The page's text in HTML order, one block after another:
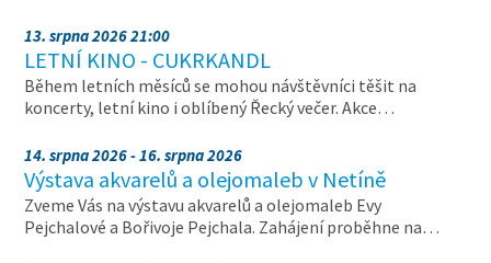
13. srpna 2026 21:00
LETNÍ KINO - CUKRKANDL
Během letních měsíců se mohou návštěvníci těšit na
koncerty, letní kino i oblíbený Řecký večer. Akce…
14. srpna 2026 - 16. srpna 2026
Výstava akvarelů a olejomaleb v Netíně
Zveme Vás na výstavu akvarelů a olejomaleb Evy
Pejchalové a Bořivoje Pejchala. Zahájení proběhne na…